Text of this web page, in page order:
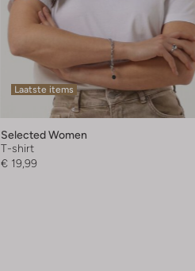
Laatste items
Selected Women
T-shirt
€ 19,99